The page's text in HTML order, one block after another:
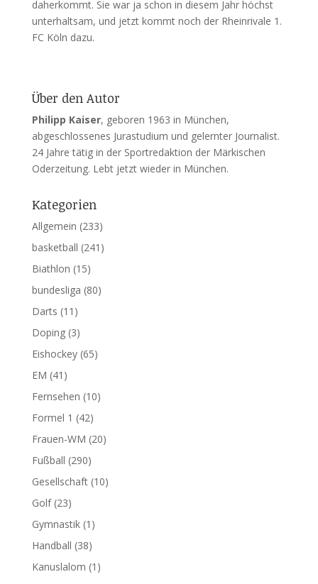
daherkommt. Sie war ja schon in diesem Jahr höchst
unterhaltsam, und jetzt kommt noch der Rheinrivale 1.
FC Köln dazu.
Über den Autor
Philipp Kaiser, geboren 1963 in München,
abgeschlossenes Jurastudium und gelernter Journalist.
24 Jahre tätig in der Sportredaktion der Märkischen
Oderzeitung. Lebt jetzt wieder in München.
Kategorien
Allgemein (233)
basketball (241)
Biathlon (15)
bundesliga (80)
Darts (11)
Doping(3)
Eishockey(65)
EM (41)
Fernsehen (10)
Formel 1 (42)
Frauen-WM (20)
Fußball (290)
Gesellschaft(10)
Golf(23)
Gymnastik(1)
Handball (38)
Kanuslalom (1)